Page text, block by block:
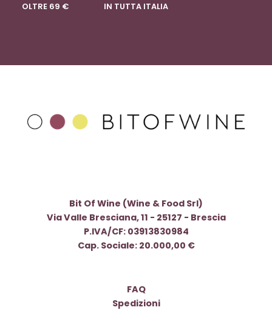
OLTRE 69 €
IN TUTTA ITALIA
Bit Of Wine (Wine & Food Srl)
Via Valle Bresciana, 11 - 25127 - Brescia
P.IVA/CF: 03913830984
Cap. Sociale: 20.000,00 €
FAQ
Spedizioni